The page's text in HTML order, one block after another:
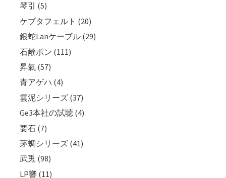
琴引 (5)
ケブタフェルト (20)
銀蛇Lanケーブル (29)
石鹸ポン (111)
昇氣 (57)
青アゲハ (4)
雲泥シリーズ (37)
Ge3本社の試聴 (4)
要石 (7)
茅蜩シリーズ (41)
武兎 (98)
LP響 (11)